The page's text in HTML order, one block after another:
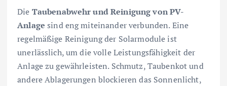
Die Taubenabwehr und Reinigung von PV-
Anlage sind eng miteinander verbunden. Eine
regelmäßige Reinigung der Solarmodule ist
unerlässlich, um die volle Leistungsfähigkeit der
Anlage zu gewährleisten. Schmutz, Taubenkot und
andere Ablagerungen blockieren das Sonnenlicht,